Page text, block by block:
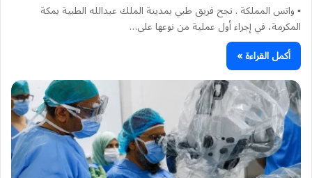
▪︎ واتس المملكة . نجح فريق طبي بمدينة الملك عبدالله الطبية بمكة
المكرمة، في إجراء أول عملية من نوعها على…
أكمل القراءة »